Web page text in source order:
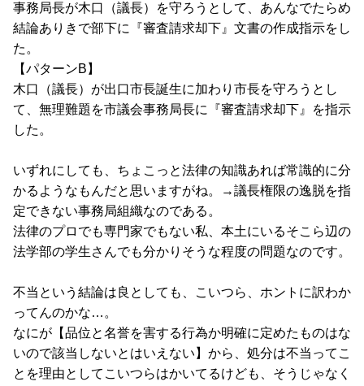
事務局長が木口（議長）を守ろうとして、あんなでたらめ
結論ありきで部下に『審査請求却下』文書の作成指示をし
た。
【パターンB】
木口（議長）が出口市長誕生に加わり市長を守ろうとし
て、無理難題を市議会事務局長に『審査請求却下』を指示
した。
いずれにしても、ちょこっと法律の知識あれば常識的に分
かるようなもんだと思いますがね。→議長権限の逸脱を指
定できない事務局組織なのである。
法律のプロでも専門家でもない私、本土にいるそこら辺の
法学部の学生さんでも分かりそうな程度の問題なのです。
不当という結論は良としても、こいつら、ホントに訳わか
ってんのかな…。
なにが【品位と名誉を害する行為か明確に定めたものはな
いので該当しないとはいえない】から、処分は不当ってこ
とを理由としてこいつらはかいてるけども、そうじゃなく